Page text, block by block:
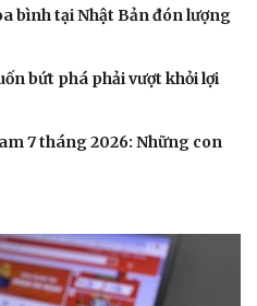
bình tại Nhật Bản đón lượng
bứt phá phải vượt khỏi lợi
7 tháng 2026: Những con